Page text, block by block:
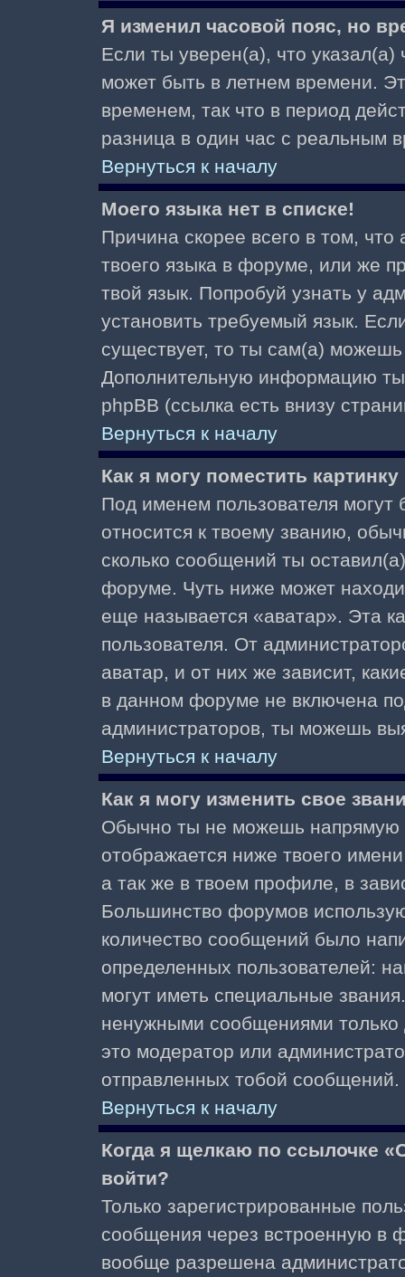
Я изменил часовой пояс, но
Если ты уверен(а), что
может быть в летнем времени.
временем, так что в период
разница в один час с реальным
Вернуться к началу
Моего языка нет в списке!
Причина скорее всего в том,
твоего языка в форуме, или же
твой язык. Попробуй узнать у
установить требуемый язык.
существует, то ты сам(а)
Дополнительную информацию
phpBB (ссылка есть внизу
Вернуться к началу
Как я могу поместить
Под именем пользователя могут
относится к твоему званию,
сколько сообщений ты
форуме. Чуть ниже может
еще называется «аватар». Эта
пользователя. От
аватар, и от них же зависит,
в данном форуме не включена
администраторов, ты можешь
Вернуться к началу
Как я могу изменить свое
Обычно ты не можешь напрямую
отображается ниже твоего
а так же в твоем профиле, в
Большинство форумов
количество сообщений было
определенных пользователей:
могут иметь специальные
ненужными сообщениями только
это модератор или
отправленных тобой сообщений.
Вернуться к началу
Когда я щелкаю по ссылочке
войти?
Только зарегистрированные
сообщения через встроенную в
вообще разрешена